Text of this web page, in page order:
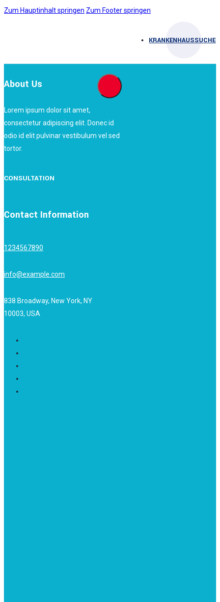
Zum Hauptinhalt springen Zum Footer springen
KRANKENHAUSSUCHE
About Us
Lorem ipsum dolor sit amet,
consectetur adipiscing elit. Donec id
odio id elit pulvinar vestibulum vel sed
tortor.
CONSULTATION
Contact Information
1234567890
info@example.com
838 Broadway, New York, NY
10003, USA